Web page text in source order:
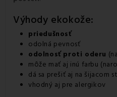
Výhody ekokože:
priedušnosť
odolná pevnosť
odolnosť proti oderu
môže mať aj inú farbu
dá sa prešiť aj na šijacom
vhodný aj pre alergikov